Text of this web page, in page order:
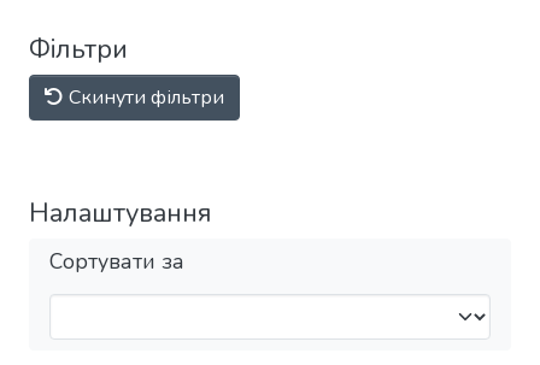
Фільтри
Скинути фільтри
Налаштування
Сортувати за